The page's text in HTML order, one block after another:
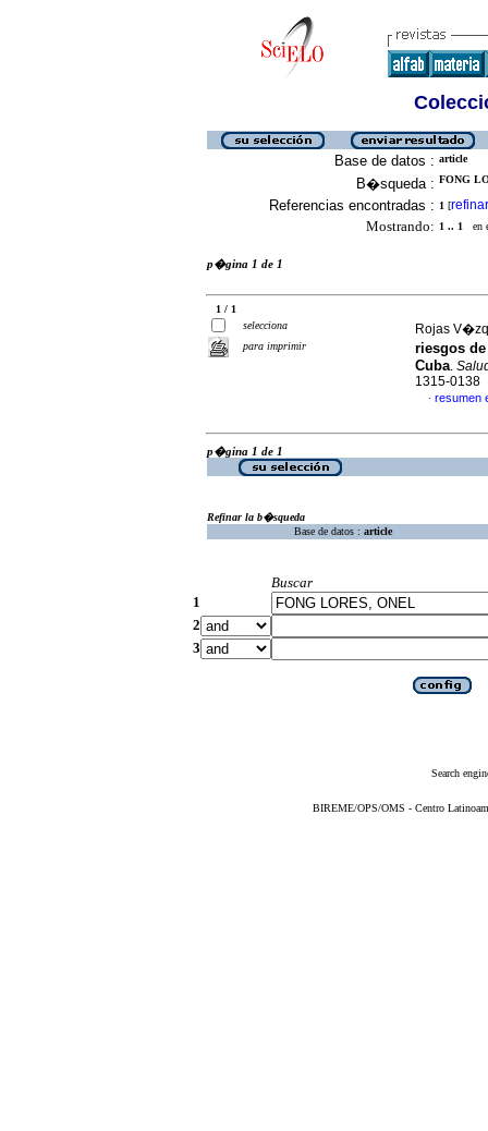
Base de datos : article
B�squeda : FONG
Referencias encontradas : 1 [refinar
Mostrando: 1 .. 1 en
p�gina 1 de 1
1 / 1
selecciona
para imprimir
Rojas
riesgos
Cuba.
1315-0138
· resumen
p�gina 1 de 1
Refinar la b�squeda
Base de datos : article
Buscar
1
2
3
Search
BIREME/OPS/OMS - Centro